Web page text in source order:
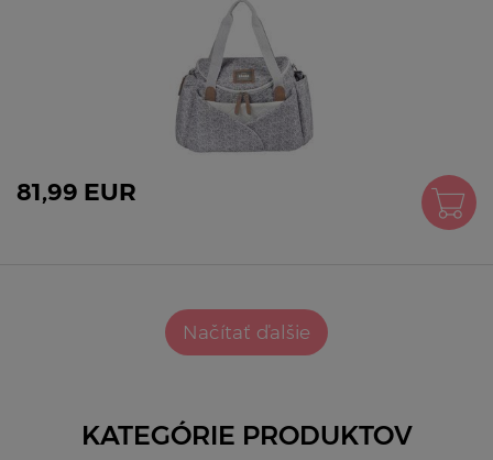
81,99 EUR
Načítať ďalšie
KATEGÓRIE PRODUKTOV